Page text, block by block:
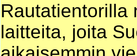
Rautatientorilla
laitteita, joita